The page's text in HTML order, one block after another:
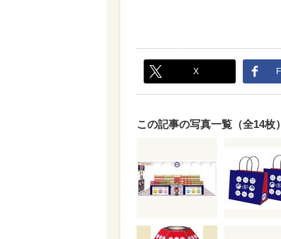
X
この記事の写真一覧（全14枚）